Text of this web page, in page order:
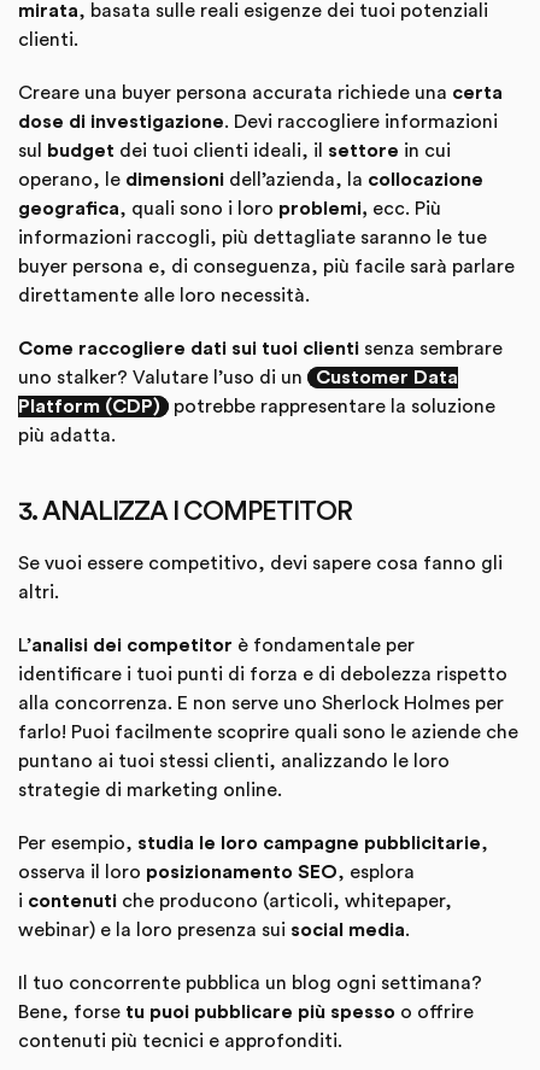
mirata, basata sulle reali esigenze dei tuoi potenziali
clienti.
Creare una buyer persona accurata richiede una certa
dose di investigazione. Devi raccogliere informazioni
sul
budget dei tuoi clienti ideali, il settore in cui
operano, le dimensioni dell’azienda, la collocazione
geografica, quali sono i loro problemi, ecc. Più
informazioni raccogli, più dettagliate saranno le tue
buyer persona e, di conseguenza, più facile sarà parlare
direttamente alle loro necessità.
Come raccogliere dati sui tuoi clienti senza sembrare
uno stalker? Valutare l’uso di un
Customer Data
Platform (CDP)
potrebbe rappresentare la soluzione
più adatta.
3. ANALIZZA I COMPETITOR
Se vuoi essere competitivo, devi sapere cosa fanno gli
altri.
L’analisi dei competitor è fondamentale per
identificare i tuoi punti di forza e di debolezza rispetto
alla concorrenza. E non serve uno Sherlock Holmes per
farlo! Puoi facilmente scoprire quali sono le aziende che
puntano ai tuoi stessi clienti, analizzando le loro
strategie di marketing online.
Per esempio, studia le loro campagne pubblicitarie,
osserva il loro posizionamento SEO, esplora
i contenuti che producono (articoli, whitepaper,
webinar) e la loro presenza sui social media.
Il tuo concorrente pubblica un blog ogni settimana?
Bene, forse tu puoi pubblicare più spesso o offrire
contenuti più tecnici e approfonditi.